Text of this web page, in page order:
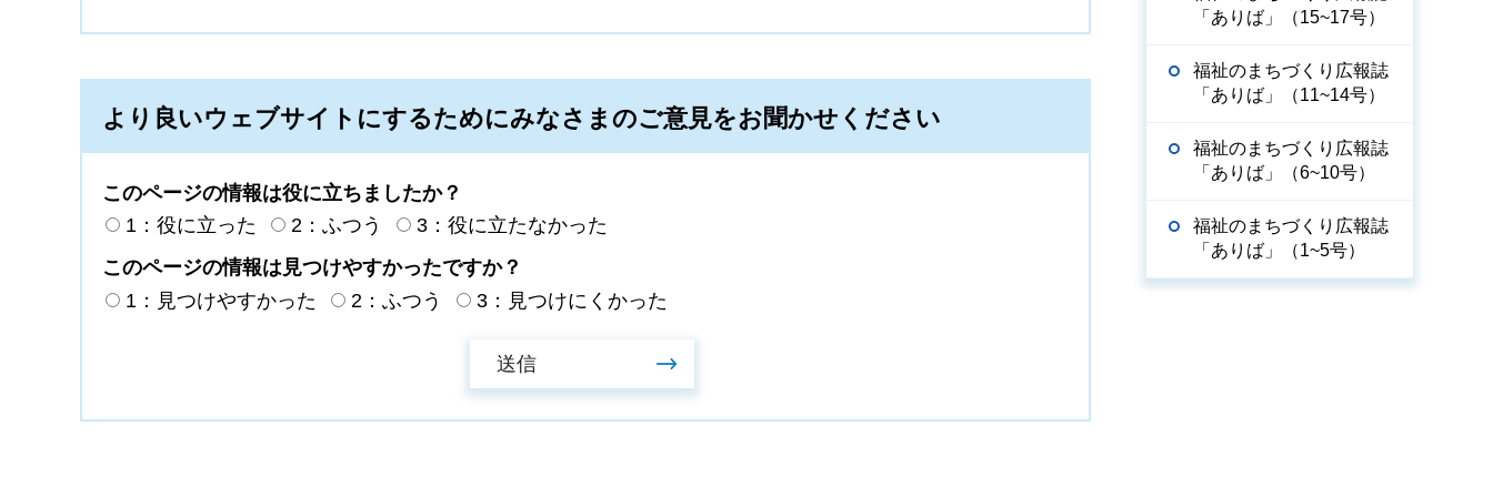
より良いウェブサイトにするためにみなさまのご意見をお聞かせください
このページの情報は役に立ちましたか？
1：役に立った
2：ふつう
3：役に立たなかった
このページの情報は見つけやすかったですか？
1：見つけやすかった
2：ふつう 3：見つけにくかった
「ありば」（15~17号）
福祉のまちづくり広報誌
「ありば」（11~14号）
福祉のまちづくり広報誌
「ありば」（6~10号）
福祉のまちづくり広報誌
「ありば」（1~5号）